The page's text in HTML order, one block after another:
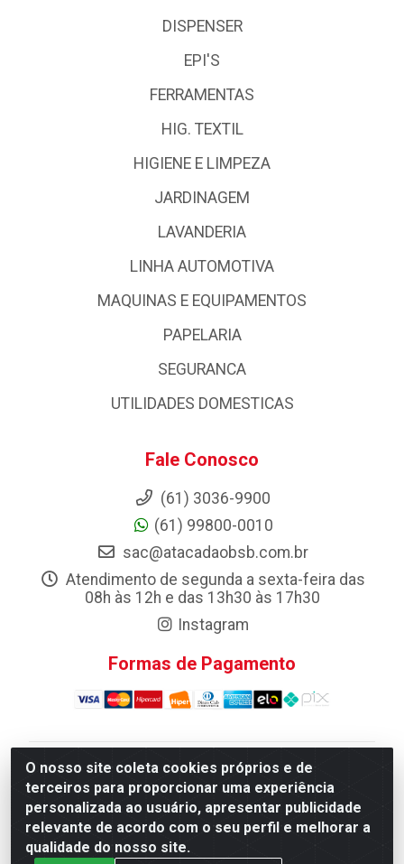
O nosso site coleta cookies próprios e de
terceiros para proporcionar uma experiência
personalizada ao usuário, apresentar publicidade
relevante de acordo com o seu perfil e melhorar a
qualidade do nosso site.
DISPENSER
EPI'S
FERRAMENTAS
HIG. TEXTIL
HIGIENE E LIMPEZA
JARDINAGEM
LAVANDERIA
LINHA AUTOMOTIVA
MAQUINAS E EQUIPAMENTOS
PAPELARIA
SEGURANCA
UTILIDADES DOMESTICAS
Fale Conosco
(61) 3036-9900
(61) 99800-0010
sac@atacadaobsb.com.br
Atendimento de segunda a sexta-feira das
08h às 12h e das 13h30 às 17h30
Instagram
Formas de Pagamento
Atacadao da Limpeza F. Pereira Queiroz Comercio e
Distribuicao LTDA - Quadra Qi 10 Lotes 39 e, 41 - Setor
Industrial (Taguatinga), Brasília/DF - CEP 72.135-100 -
CNPJ 13.184.675/0001-80